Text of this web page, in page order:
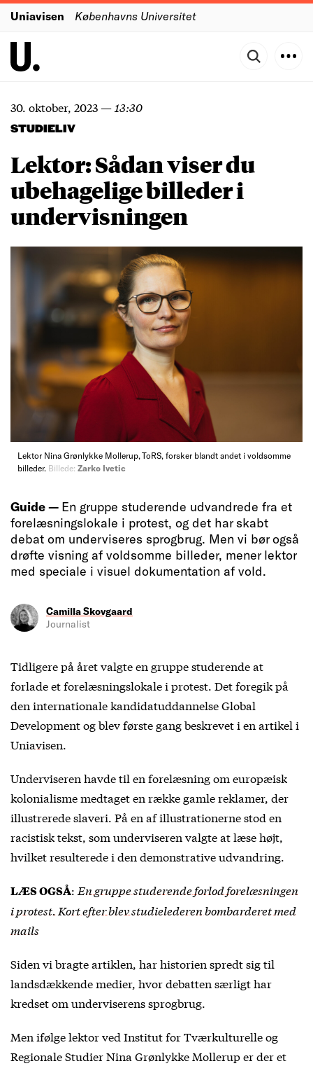
Uniavisen Københavns Universitet
30. oktober, 2023— 13:30
STUDIELIV
Lektor: Sådan viser du
ubehagelige billeder i
undervisningen
Lektor Nina Grønlykke Mollerup, ToRS, forsker blandt andet i voldsomme
billeder. Billede: Zarko Ivetic
Guide — En gruppe studerende udvandrede fra et
forelæsningslokale i protest, og det har skabt
debat om underviseres sprogbrug. Men vi bør også
drøfte visning af voldsomme billeder, mener lektor
med speciale i visuel dokumentation af vold.
Camilla Skovgaard
Journalist
Tidligere på året valgte en gruppe studerende at
forlade et forelæsningslokale i protest. Det foregik på
den internationale kandidatuddannelse Global
Development og blev første gang beskrevet i en artikel i
Uniavisen.
Underviseren havde til en forelæsning om europæisk
kolonialisme medtaget en række gamle reklamer, der
illustrerede slaveri. På en af illustrationerne stod en
racistisk tekst, som underviseren valgte at læse højt,
hvilket resulterede i den demonstrative udvandring.
LÆS OGSÅ: En gruppe studerende forlod forelæsningen
i protest. Kort efter blev studielederen bombarderet med
mails
Siden vi bragte artiklen, har historien spredt sig til
landsdækkende medier, hvor debatten særligt har
kredset om underviserens sprogbrug.
Men ifølge lektor ved Institut for Tværkulturelle og
Regionale Studier Nina Grønlykke Mollerup er der et